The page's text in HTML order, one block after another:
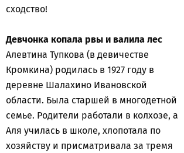
сходство!
Девчонка копала рвы и валила лес
Алевтина Тупкова (в девичестве
Кромкина) родилась в 1927 году в
деревне Шалахино Ивановской
области. Была старшей в многодетной
семье. Родители работали в колхозе, а
Аля училась в школе, хлопотала по
хозяйству и присматривала за тремя